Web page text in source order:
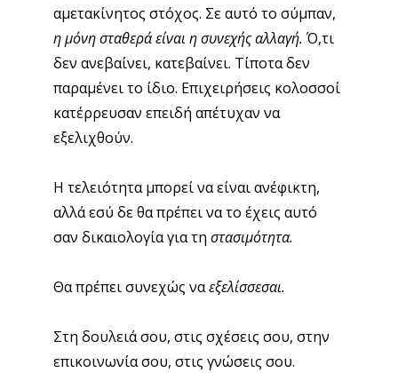
αμετακίνητος στόχος. Σε αυτό το σύμπαν,
η μόνη σταθερά είναι η συνεχής αλλαγή. Ό,τι
δεν ανεβαίνει, κατεβαίνει. Τίποτα δεν
παραμένει το ίδιο. Επιχειρήσεις κολοσσοί
κατέρρευσαν επειδή απέτυχαν να
εξελιχθούν.
Η τελειότητα μπορεί να είναι ανέφικτη,
αλλά εσύ δε θα πρέπει να το έχεις αυτό
σαν δικαιολογία για τη στασιμότητα.
Θα πρέπει συνεχώς ναεξελίσσεσαι.
Στη δουλειά σου, στις σχέσεις σου, στην
επικοινωνία σου, στις γνώσεις σου.